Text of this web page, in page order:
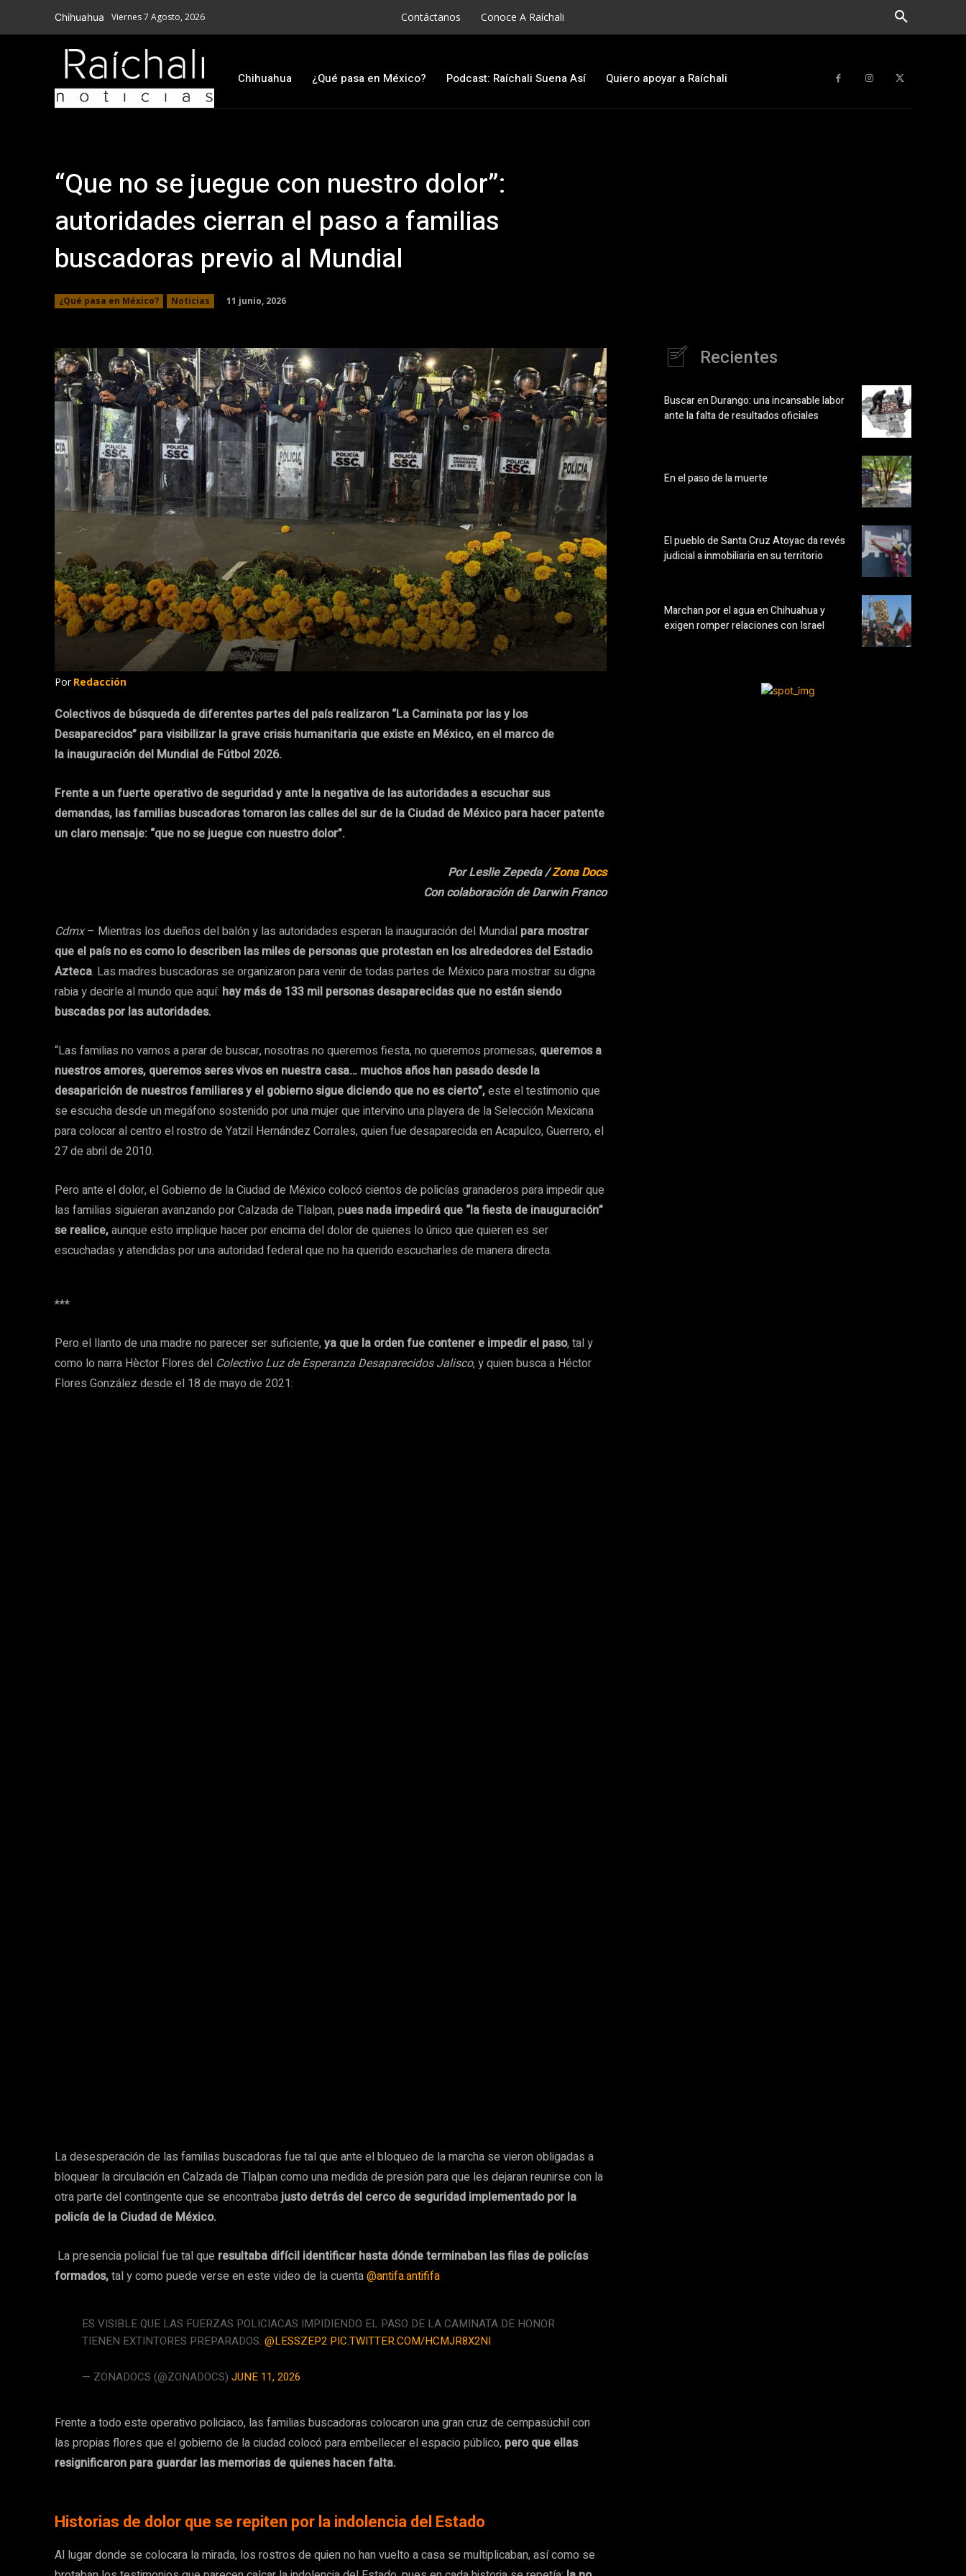
Chihuahua Viernes 7 Agosto, 2026 Contáctanos Conoce A Raíchali
Chihuahua ¿Qué pasa en México? Podcast: Raíchali Suena Así Quiero apoyar a Raíchali
“Que no se juegue con nuestro dolor”:
autoridades cierran el paso a familias
buscadoras previo al Mundial
¿Qué pasa en México? Noticias 11 junio, 2026
Por Redacción
Colectivos de búsqueda de diferentes partes del país realizaron “La Caminata por las y los
Desaparecidos” para visibilizar la grave crisis humanitaria que existe en México, en el marco de
la inauguración del Mundial de Fútbol 2026.
Frente a un fuerte operativo de seguridad y ante la negativa de las autoridades a escuchar sus
demandas, las familias buscadoras tomaron las calles del sur de la Ciudad de México para hacer patente
un claro mensaje: “que no se juegue con nuestro dolor”.
Por Leslie Zepeda /Zona Docs
Con colaboración de Darwin Franco
Cdmx– Mientras los dueños del balón y las autoridades esperan la inauguración del Mundial para mostrar
que el país no es como lo describen las miles de personas que protestan en los alrededores del Estadio
Azteca. Las madres buscadoras se organizaron para venir de todas partes de México para mostrar su digna
rabia y decirle al mundo que aquí: hay más de 133 mil personas desaparecidas que no están siendo
buscadas por las autoridades.
“Las familias no vamos a parar de buscar, nosotras no queremos fiesta, no queremos promesas, queremos a
nuestros amores, queremos seres vivos en nuestra casa… muchos años han pasado desde la
desaparición de nuestros familiares y el gobierno sigue diciendo que no es cierto”,este el testimonio que
se escucha desde un megáfono sostenido por una mujer que intervino una playera de la Selección Mexicana
para colocar al centro el rostro de Yatzil Hernández Corrales, quien fue desaparecida en Acapulco, Guerrero, el
27 de abril de 2010.
Pero ante el dolor, el Gobierno de la Ciudad de México colocó cientos de policías granaderos para impedir que
las familias siguieran avanzando por Calzada de Tlalpan, pues nada impedirá que “la fiesta de inauguración”
se realice,aunque esto implique hacer por encima del dolor de quienes lo único que quieren es ser
escuchadas y atendidas por una autoridad federal que no ha querido escucharles de manera directa.
***
Pero el llanto de una madre no parecer ser suficiente,ya que la orden fue contener e impedir el paso, tal y
como lo narra Hèctor Flores del Colectivo Luz de Esperanza Desaparecidos Jalisco, y quien busca a Héctor
Flores González desde el 18 de mayo de 2021:
La desesperación de las familias buscadoras fue tal que ante el bloqueo de la marcha se vieron obligadas a
bloquear la circulación en Calzada de Tlalpan como una medida de presión para que les dejaran reunirse con la
otra parte del contingente que se encontrabajusto detrás del cerco de seguridad implementado por la
policía de la Ciudad de México.
La presencia policial fue tal que resultaba difícil identificar hasta dónde terminaban las filas de policías
formados,tal y como puede verse en este video de la cuenta@antifa.antififa
ES VISIBLE QUE LAS FUERZAS POLICIACAS IMPIDIENDO EL PASO DE LA CAMINATA DE HONOR
TIENEN EXTINTORES PREPARADOS.@LESSZEP2 PIC.TWITTER.COM/HCMJR8X2NI
— ZONADOCS (@ZONADOCS)JUNE 11, 2026
Frente a todo este operativo policiaco, las familias buscadoras colocaron una gran cruz de cempasúchil con
las propias flores que el gobierno de la ciudad colocó para embellecer el espacio público, pero que ellas
resignificaron para guardar las memorias de quienes hacen falta.
Historias de dolor que se repiten por la indolencia del Estado
Al lugar donde se colocara la mirada, los rostros de quien no han vuelto a casa se multiplicaban, así como se
Recientes
Buscar en Durango: una incansable labor
ante la falta de resultados oficiales
En el paso de la muerte
El pueblo de Santa Cruz Atoyac da revés
judicial a inmobiliaria en su territorio
Marchan por el agua en Chihuahua y
exigen romper relaciones con Israel